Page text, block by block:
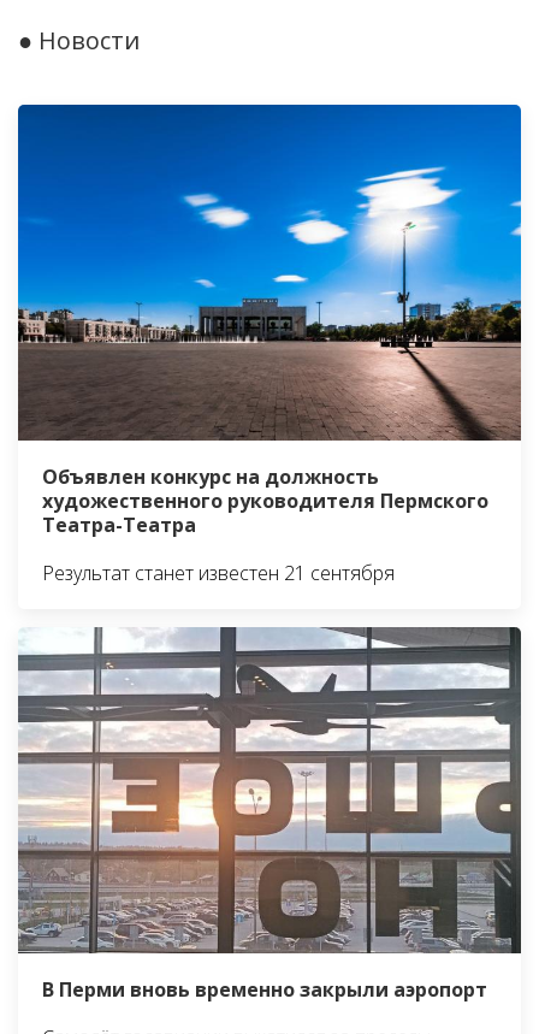
● Новости
Объявлен конкурс на должность
художественного руководителя Пермского
Театра-Театра
Результат станет известен 21 сентября
В Перми вновь временно закрыли аэропорт